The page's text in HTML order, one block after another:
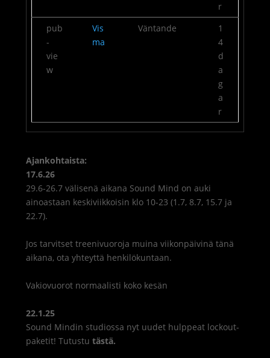
r
pub
-
vie
w
Vis
ma
Väntande
1
4
d
a
g
a
r
Ajankohtaista:
17.6.26
29.6-26.7 välisenä aikana Sound Mind on auki
ainoastaan keskiviikkoisin klo 10-23 (1.7, 8.7, 15.7 ja
22.7).
Jos tarvitset treenivuoroja muina viikonpäivinä tänä
aikana, ota yhteyttä henkilökuntaan.
Vakiovuorot normaalisti koko kesän
22.1.25
Sound Mindin studiossa nyt uudet hulppeat lockout-
paketit! Tutustu tästä.